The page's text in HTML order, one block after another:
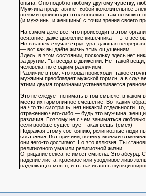
опыта. Оно подобно любому другому чувству,
Мужчина представляет собой положительное
полями происходит столкновение, там не может
(и мужчины, и женщины) с точки зрения своего
На самом деле всё, что происходит в этом
осязание, даже движение кишечника — это всё
Но в вашем случае структура, дающая
— вот как вы даёте жизнь этим ощущениям.
Здесь, в этом состоянии, поскольку здесь нет
за другим. Ты всегда в движении. Нет такой
человека, но с одним различием.
Различие в том, что когда происходит такое
мужчины преобладает мужской гормон, а в
этими двумя гормонами устанавливается
Это не следует понимать в том смысле, в каком
место их гармоничное смешение. Вот каким
на что ты смотришь, нет никакой отдельности.
отражению чего-либо — будь это мужчина,
различия. Поэтому не с чем заниматься
если вообще существует такая вещь. (смех)
Подражая этому состоянию, религиозные люди
состояния. Вот причина, почему монахи
они чего-то достигают. Но это иллюзия. Ты
религиозного ума или религиозной жизни.
Отрицание секса не имеет смысла. Это абсурд.
падение листа, красивое или уродливое лицо
надлежащее место, и ты начинаешь